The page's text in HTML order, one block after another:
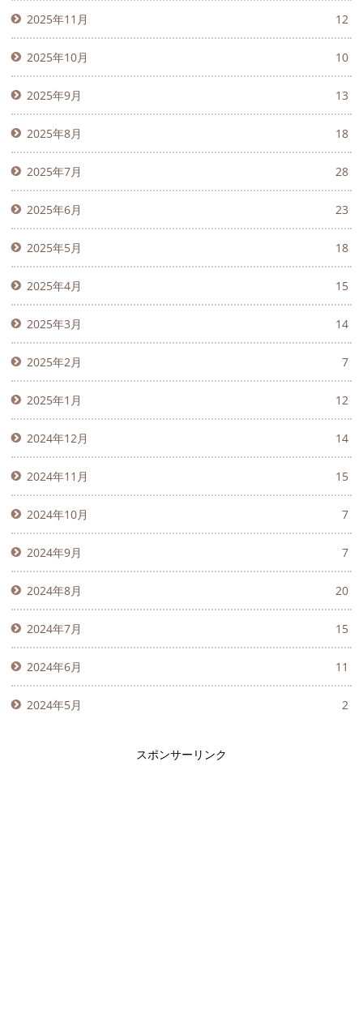
2025年11月 12
2025年10月 10
2025年9月 13
2025年8月 18
2025年7月 28
2025年6月 23
2025年5月 18
2025年4月 15
2025年3月 14
2025年2月 7
2025年1月 12
2024年12月 14
2024年11月 15
2024年10月 7
2024年9月 7
2024年8月 20
2024年7月 15
2024年6月 11
2024年5月 2
スポンサーリンク